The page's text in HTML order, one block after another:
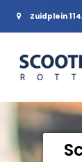
Zuidplein